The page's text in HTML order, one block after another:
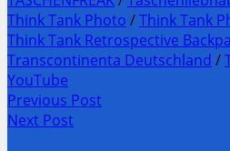
Think Tank Photo /Think Tank
Think Tank Retrospective
Transcontinenta Deutschland /
YouTube
Post
navigation
Previous Post
Previous
Next Post